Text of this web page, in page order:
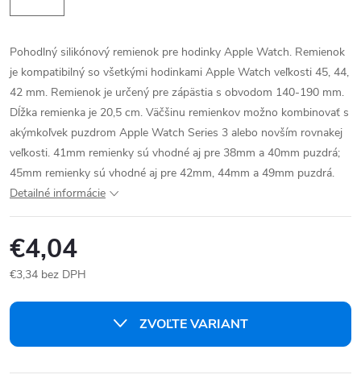
Pohodlný silikónový remienok pre hodinky Apple Watch. Remienok
je kompatibilný so všetkými hodinkami Apple Watch veľkosti 45, 44,
42 mm. Remienok je určený pre zápästia s obvodom 140-190 mm.
Dĺžka remienka je 20,5 cm. Väčšinu remienkov možno kombinovať s
akýmkoľvek puzdrom Apple Watch Series 3 alebo novším rovnakej
veľkosti. 41mm remienky sú vhodné aj pre 38mm a 40mm puzdrá;
45mm remienky sú vhodné aj pre 42mm, 44mm a 49mm puzdrá.
Detailné informácie
€4,04
€3,34 bez DPH
cena:
ZVOĽTE VARIANT